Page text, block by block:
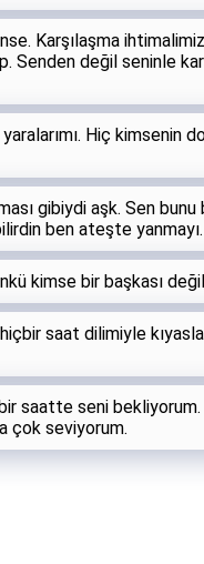
Karşılaşma
Senden değil seninle
Hiç kimsenin
gibiydi aşk. Sen
ben ateşte yanmayı.
kimse bir başkası
saat dilimiyle
saatte seni
çok seviyorum.